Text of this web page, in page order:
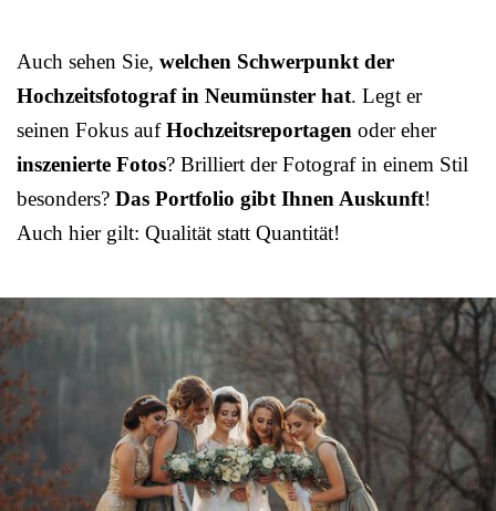
Auch sehen Sie, welchen Schwerpunkt der
Hochzeitsfotograf in Neumünster hat. Legt er
seinen Fokus aufHochzeitsreportagen oder eher
inszenierte Fotos? Brilliert der Fotograf in einem Stil
besonders? Das Portfolio gibt Ihnen Auskunft!
Auch hier gilt: Qualität statt Quantität!